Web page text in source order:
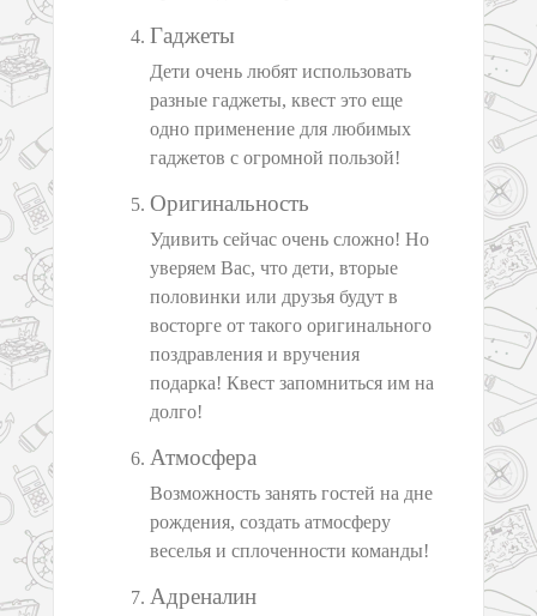
Гаджеты
Дети очень любят использовать
разные гаджеты, квест это еще
одно применение для любимых
гаджетов с огромной пользой!
Оригинальность
Удивить сейчас очень сложно! Но
уверяем Вас, что дети, вторые
половинки или друзья будут в
восторге от такого оригинального
поздравления и вручения
подарка! Квест запомниться им на
долго!
Атмосфера
Возможность занять гостей на дне
рождения, создать атмосферу
веселья и сплоченности команды!
Адреналин